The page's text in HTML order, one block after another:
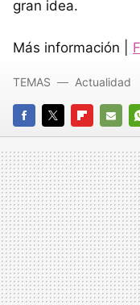
gran idea.
Más información |
FACEBOOK
TWITTERFLIPBOARD
E-
MAIL
TEMAS Actualidad